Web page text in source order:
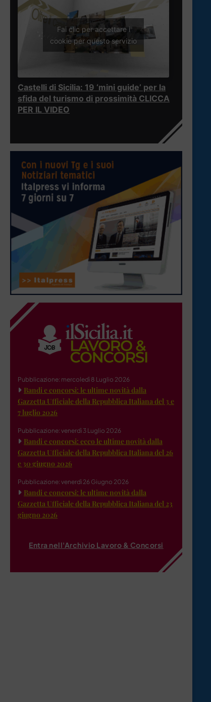
Fai clic per accettare i
cookie per questo servizio
Castelli di Sicilia: 19 ‘mini guide’ per la
sfida del turismo di prossimità CLICCA
PER IL VIDEO
Pubblicazione: mercoledì 8 Luglio 2026
Bandi e concorsi: le ultime novità dalla
Gazzetta Ufficiale della Repubblica Italiana del 3 e
7 luglio 2026
Pubblicazione: venerdì 3 Luglio 2026
Bandi e concorsi: ecco le ultime novità dalla
Gazzetta Ufficiale della Repubblica Italiana del 26
e 30 giugno 2026
Pubblicazione: venerdì 26 Giugno 2026
Bandi e concorsi: le ultime novità dalla
Gazzetta Ufficiale della Repubblica Italiana del 23
giugno 2026
Entra nell'Archivio Lavoro & Concorsi